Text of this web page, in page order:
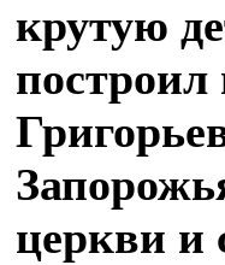
крутую
церкви и